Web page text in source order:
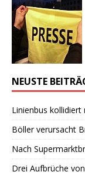
NEUSTE
Linienbus
Böller verursacht
Nach
Drei Aufbrüche